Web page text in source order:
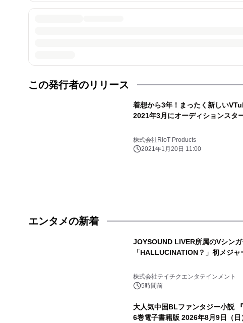
この発行者のリリース
着想から3年！まったく新しい
2021年3月にオーディションスタ
株式会社RIoT Products
2021年1月20日 11:00
エンタメの新着
JOYSOUND LIVER所属のVシン
「HALLUCINATION？」初メジャ
株式会社テイチクエンタテインメント
5時間前
大人気中国BLファンタジー小説
6巻電子書籍版 2026年8月9日（